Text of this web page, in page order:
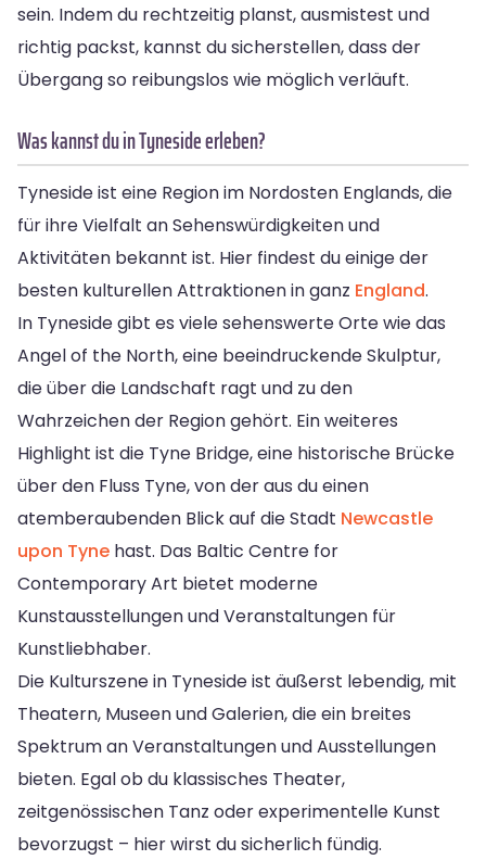
sein. Indem du rechtzeitig planst, ausmistest und
richtig packst, kannst du sicherstellen, dass der
Übergang so reibungslos wie möglich verläuft.
Was kannst du in Tyneside erleben?
Tyneside ist eine Region im Nordosten Englands, die
für ihre Vielfalt an Sehenswürdigkeiten und
Aktivitäten bekannt ist. Hier findest du einige der
besten kulturellen Attraktionen in ganz England.
In Tyneside gibt es viele sehenswerte Orte wie das
Angel of the North, eine beeindruckende Skulptur,
die über die Landschaft ragt und zu den
Wahrzeichen der Region gehört. Ein weiteres
Highlight ist die Tyne Bridge, eine historische Brücke
über den Fluss Tyne, von der aus du einen
atemberaubenden Blick auf die Stadt Newcastle
upon Tyne hast. Das Baltic Centre for
Contemporary Art bietet moderne
Kunstausstellungen und Veranstaltungen für
Kunstliebhaber.
Die Kulturszene in Tyneside ist äußerst lebendig, mit
Theatern, Museen und Galerien, die ein breites
Spektrum an Veranstaltungen und Ausstellungen
bieten. Egal ob du klassisches Theater,
zeitgenössischen Tanz oder experimentelle Kunst
bevorzugst – hier wirst du sicherlich fündig.